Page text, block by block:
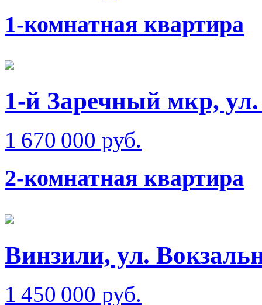
1-комнатная квартира
1-й Заречный мкр, ул.
1 670 000 руб.
2-комнатная квартира
Винзили, ул.
1 450 000 руб.